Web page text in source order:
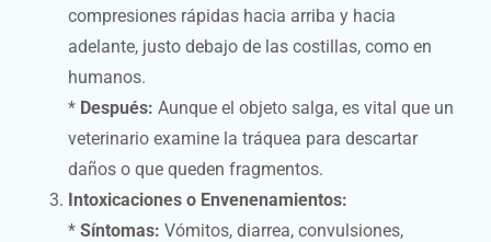
compresiones rápidas hacia arriba y hacia
adelante, justo debajo de las costillas, como en
humanos.
* Después: Aunque el objeto salga, es vital que un
veterinario examine la tráquea para descartar
daños o que queden fragmentos.
Intoxicaciones o Envenenamientos:
*Síntomas: Vómitos, diarrea, convulsiones,